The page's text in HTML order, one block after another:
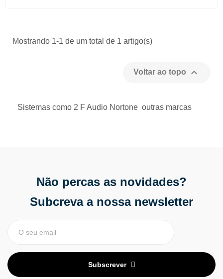
Mostrando 1-1 de um total de 1 artigo(s)
Voltar ao topo 
Sistemas como 2 F Audio Nortone outras marcas
Não percas as novidades?
Subcreva a nossa newsletter
Subscrever